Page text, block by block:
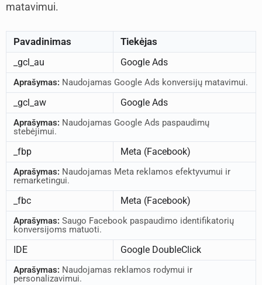
matavimui.
Pavadinimas Tiekėjas
_gcl_au Google Ads
Aprašymas: Naudojamas Google Ads konversijų matavimui.
_gcl_aw Google Ads
Aprašymas: Naudojamas Google Ads paspaudimų
stebėjimui.
_fbp Meta (Facebook)
Aprašymas: Naudojamas Meta reklamos efektyvumui ir
remarketingui.
_fbc Meta (Facebook)
Aprašymas: Saugo Facebook paspaudimo identifikatorių
konversijoms matuoti.
IDE Google DoubleClick
Aprašymas: Naudojamas reklamos rodymui ir
personalizavimui.